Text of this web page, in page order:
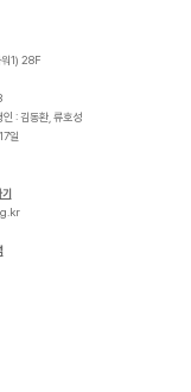
워1) 28F
: 김동환, 류호성
일
r
k
.
g